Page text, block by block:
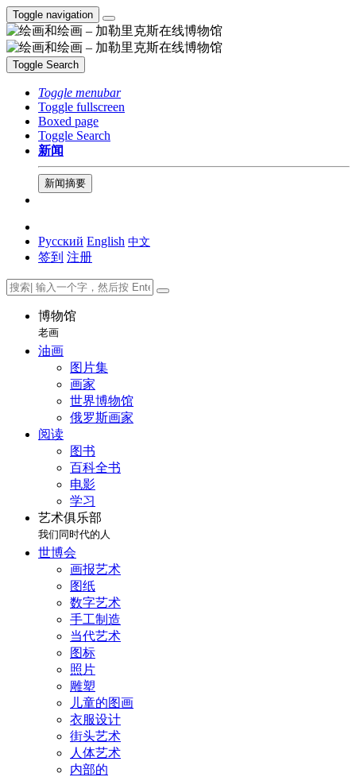
Toggle navigation
Toggle Search
Toggle menubar
Toggle fullscreen
Boxed page
Toggle Search
新闻
新闻摘要
Русский English 中文
签到 注册
博物馆
老画
油画
图片集
画家
世界博物馆
俄罗斯画家
阅读
图书
百科全书
电影
学习
艺术俱乐部
我们同时代的人
世博会
画报艺术
图纸
数字艺术
手工制造
当代艺术
图标
照片
雕塑
儿童的图画
衣服设计
街头艺术
人体艺术
内部的